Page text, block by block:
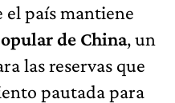
el país mantiene
de China, un
las reservas que
pautada para